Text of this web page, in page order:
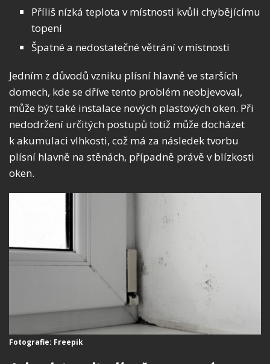
Příliš nízká teplota v místnosti kvůli chybějícímu
topení
Špatné a nedostatečné větrání v místnosti
Jedním z důvodů vzniku plísní hlavně ve starších
domech, kde se dříve tento problém neobjevoval,
může být také instalace nových plastových oken. Při
nedodržení určitých postupů totiž může docházet
k akumulaci vlhkosti, což má za následek tvorbu
plísní hlavně na stěnách, případně právě v blízkosti
oken.
Fotografie: Freepik